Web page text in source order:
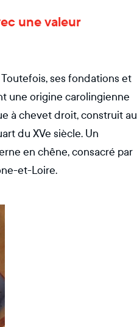
une valeur
ses fondations et
une origine carolingienne
à chevet droit, construit au
du XVe siècle. Un
en chêne, consacré par
et-Loire.